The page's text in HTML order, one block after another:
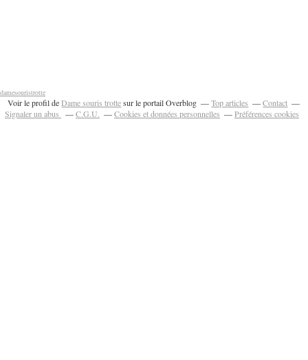
damesouristrotte
Voir le profil deDame souris trottesur le portail Overblog Top articles
Contact
Signaler un abus
C.G.U. Cookies et données personnelles Préférences cookies